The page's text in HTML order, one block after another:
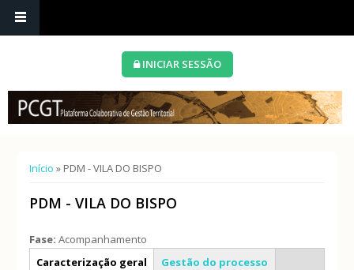
INICIAR SESSÃO
Está aqui
Início » PDM - VILA DO BISPO
PDM - VILA DO BISPO
Fase:Acompanhamento
Info geral
Caracterização geral Gestão do processo